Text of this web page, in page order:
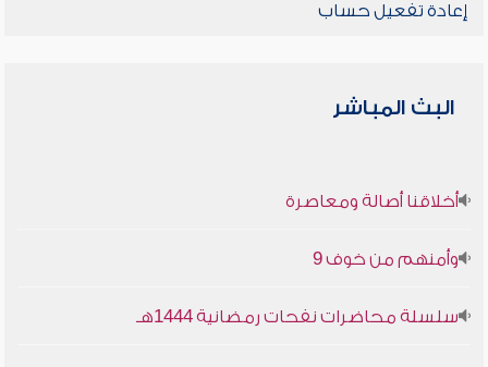
إعادة تفعيل حساب
البث المباشر
أخلاقنا أصالة ومعاصرة
وأمنهم من خوف 9
سلسلة محاضرات نفحات رمضانية 1444هـ